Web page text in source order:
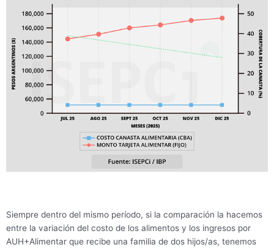
Siempre dentro del mismo período, si la comparación la hacemos
entre la variación del costo de los alimentos y los ingresos por
AUH+Alimentar que recibe una familia de dos hijos/as, tenemos